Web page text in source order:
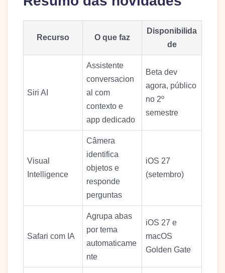
Recurso O que faz
Disponibilida
de
Siri AI
Assistente
conversacion
al com
contexto e
app dedicado
Beta dev
agora, público
no 2º
semestre
Visual
Intelligence
Câmera
identifica
objetos e
responde
perguntas
iOS 27
(setembro)
Safari com IA
Agrupa abas
por tema
automaticame
nte
iOS 27 e
macOS
Golden Gate